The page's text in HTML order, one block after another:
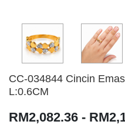
CC-034844 Cincin
L:0.6CM
RM2,082.36 -